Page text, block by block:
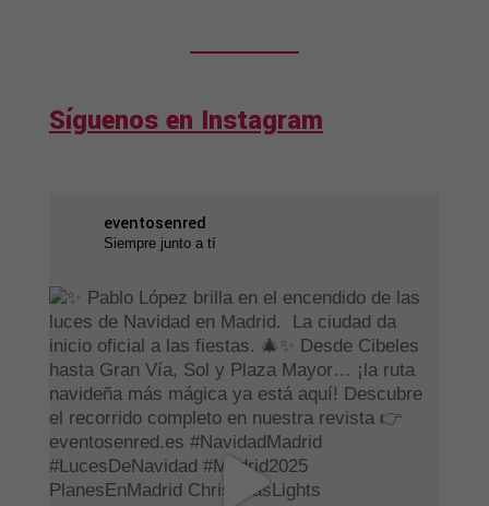
Síguenos en Instagram
eventosenred
Siempre junto a tí